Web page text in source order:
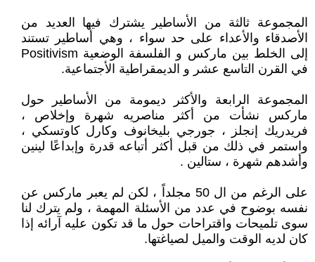
المجموعة ثالثة من الأساطير يشترك فيها العديد من
الأصدقاء والأعداء على حد سواء ، وهي أساطير تستند
إلى الخلط بين ماركس و الفلسفة الوضعية Positivism
في القرن التاسع عشر و الديمقراطية الأجتماعية.
المجموعة الرابعة والأكثر ديمومة من الأساطير حول
ماركس نشأت من أكثر مناصريه شهرة وإخلاص ،
فريدريك إنجلز ، جورجي بليخانوف وكارل كاوتسكي ،
واستمر في ذلك من قبل أكثر أتباعه قدرة وإبداعًا لينين
وأشدهم شهرة ، ستالين .
على الرغم من ال 50 مجلداً ، لكن لم يعبر ماركس عن
نفسه بوضوح في عدد من الأسئلة المهمة ، ولم يترك لنا
سوى تلميحات واقتراحات حول ما قد تكون عليه آرائه إذا
كان لديه الوقت والميل لصياغتها.